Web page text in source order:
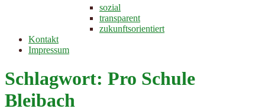
sozial
transparent
zukunftsorientiert
Kontakt
Impressum
Schlagwort: Pro Schule
Bleibach